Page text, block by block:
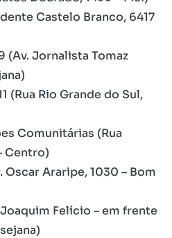
Castelo Branco, 6417
(Av. Jornalista Tomaz
(Rua Rio Grande do Sul,
Comunitárias (Rua
Centro)
Oscar Araripe, 1030 – Bom
Joaquim Felício – em frente